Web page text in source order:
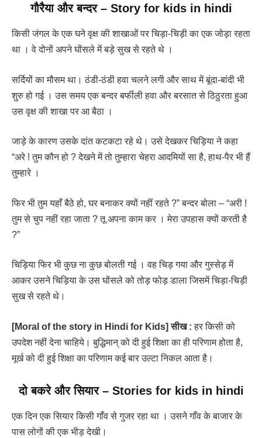
गौरैया और बन्दर– Story for kids in hindi
किसी जंगल के एक घने वृक्ष की शाखाओं पर चिड़ा-चिड़ी का एक जोड़ा रहता
था । वे दोनों अपने घोंसले में बड़े सुख से रहते थे ।
सर्दियों का मौसम था। ठंडी-ठंडी हवा चलने लगी और साथ में बूंदा-बांदी भी
शुरु हो गई । उस समय एक बन्दर बर्फीली हवा और बरसात से ठिठुरता हुआ
उस वृक्ष की शाखा पर आ बैठा ।
जाड़े के कारण उसके दांत कटकटा रहे थे। उसे देखकर चिड़िया ने कहा
“अरे ! तुम कौन हो ? देखने में तो तुम्हारा चेहरा आदमियों सा है, हाथ-पैर भी हैं
तुम्हारे ।
फिर भी तुम यहाँ बैठे हो, घर बनाकर क्यों नहीं रहते ?” बन्दर बोला – “अरी !
तुम से चुप नहीं रहा जाता ? तू अपना काम कर । मेरा उपहास क्यों करती है
?”
चिड़िया फिर भी कुछ ना कुछ बोलती गई । वह चिड़ गया और गुस्सेड़ में
आकर उसने चिड़िया के उस घोंसले को तोड़ फोड़ डाला जिसमें चिड़ा-चिड़ी
सुख से रहते थे।
[Moral of the story in Hindi for Kids] सीख : हर किसी को
उपदेश नहीं देना चाहिये। बुद्धिमान् को दी हुई शिक्षा का ही परिणाम होता है,
मूर्ख को दी हुई शिक्षा का परिणाम कई बार उल्टा निकल आता है।
दो बकरे और सियार–Stories for kids in hindi
एक दिन एक सियार किसी गाँव से गुजर रहा था । उसने गाँव के बाजार के
पास लोगों की एक भीड़ देखी।